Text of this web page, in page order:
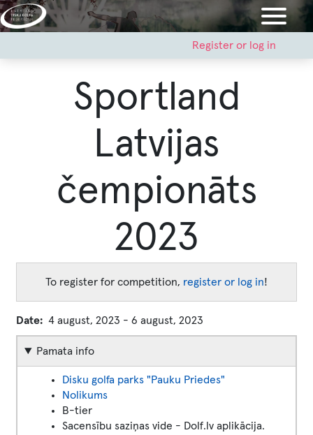
Skip
to
menu
Register or log in
Sportland
Latvijas
čempionāts
2023
To register for competition, register or log in!
Date 4 august, 2023 - 6 august, 2023
Pamata info
Disku golfa parks "Pauku Priedes"
Nolikums
B-tier
Sacensību saziņas vide - Dolf.lv aplikācija.